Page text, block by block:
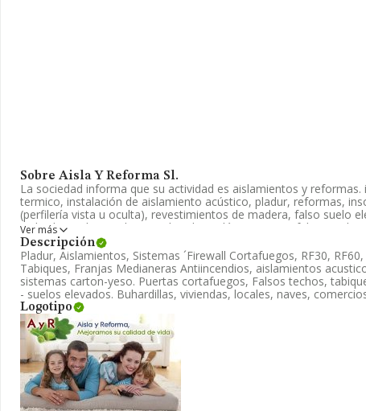
Sobre Aisla Y Reforma Sl.
La sociedad informa que su actividad es aislamientos y
termico, instalación de aislamiento acústico, pladur, reformas,
(perfilería vista u oculta), revestimientos de madera, falso suelo
toda clase (chapa, aluminio, bandejas, láminas, etc), falsos
techos de pladur, tabiqueria de pladur, decorativos de pladur.
baños, albañileria, pintura, electricidad, comunidades de vecinos,
vivendas y locales. La empresa está registrada como Sociedad
4101 con código '%cnae%'. La sociedad no tiene actividad en
La plantilla permanece igual y teniendo en cuenta la información
dispuesto de un número de empleados por debajo de la media de
Puedes visitar su sitio web: www.aislayreforma.es.tl
La empresaAisla y Reforma S.L
núm. 22 Piso 1, (28981), Parla, Madrid.
En relación con el sector y disponiendo de los datos de hasta
Ver más
Descripción
Pladur, Aislamientos, Sistemas ´Firewall Cortafuegos, RF30,
Tabiques, Franjas Medianeras Antiincendios, aislamientos
sistemas carton-yeso. Puertas cortafuegos, Falsos techos,
- suelos elevados. Buhardillas, viviendas, locales, naves,
Logotipo